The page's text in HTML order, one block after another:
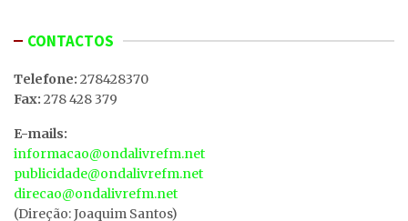
CONTACTOS
Telefone: 278428370
Fax: 278 428 379
E-mails:
informacao@ondalivrefm.net
publicidade@ondalivrefm.net
direcao@ondalivrefm.net
(Direção: Joaquim Santos)